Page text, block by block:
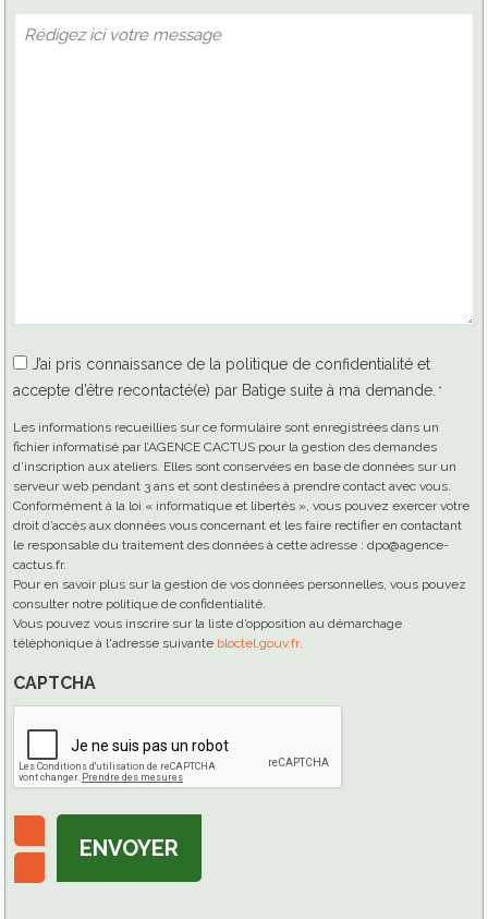
RGPD
*
J’ai pris connaissance de la politique de confidentialité et
accepte d’être recontacté(e) par Batige suite à ma demande. *
Les informations recueillies sur ce formulaire sont enregistrées dans un
fichier informatisé par l’AGENCE CACTUS pour la gestion des demandes
d’inscription aux ateliers. Elles sont conservées en base de données sur un
serveur web pendant 3 ans et sont destinées à prendre contact avec vous.
Conformément à la loi « informatique et libertés », vous pouvez exercer votre
droit d’accès aux données vous concernant et les faire rectifier en contactant
le responsable du traitement des données à cette adresse : dpo@agence-
cactus.fr.
Pour en savoir plus sur la gestion de vos données personnelles, vous pouvez
consulter notre politique de confidentialité.
Vous pouvez vous inscrire sur la liste d’opposition au démarchage
téléphonique à l'adresse suivante bloctel.gouv.fr.
CAPTCHA
ENVOYER